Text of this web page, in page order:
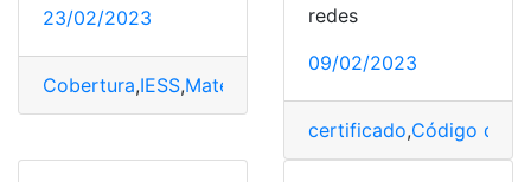
23/02/2023
Cobertura,IESS,Maternidad
redes
09/02/2023
certificado,Código de